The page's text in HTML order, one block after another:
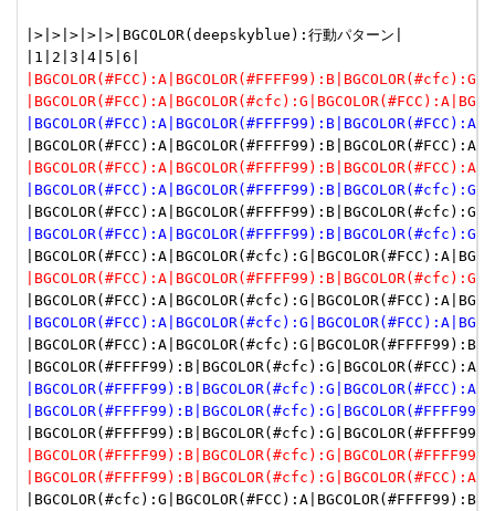
|>|>|>|>|>|BGCOLOR(deepskyblue):行動パターン|